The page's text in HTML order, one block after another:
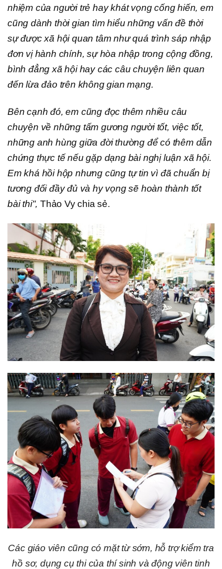
nhiệm của người trẻ hay khát vọng cống hiến, em
cũng dành thời gian tìm hiểu những vấn đề thời
sự được xã hội quan tâm như quá trình sáp nhập
đơn vị hành chính, sự hòa nhập trong cộng đồng,
bình đẳng xã hội hay các câu chuyện liên quan
đến lừa đảo trên không gian mạng.
Bên cạnh đó, em cũng đọc thêm nhiều câu
chuyện về những tấm gương người tốt, việc tốt,
những anh hùng giữa đời thường để có thêm dẫn
chứng thực tế nếu gặp dạng bài nghị luận xã hội.
Em khá hồi hộp nhưng cũng tự tin vì đã chuẩn bị
tương đối đầy đủ và hy vọng sẽ hoàn thành tốt
bài thi", Thảo Vy chia sẻ.
Các giáo viên cũng có mặt từ sớm, hỗ trợ kiểm tra
hồ sơ, dụng cụ thi của thí sinh và động viên tinh